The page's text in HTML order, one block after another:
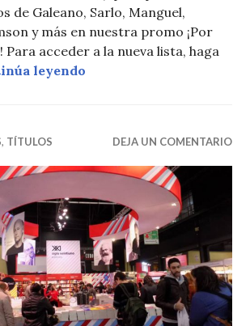
de Galeano, Sarlo, Manguel,
y más en nuestra promo ¡Por
Para acceder a la nueva lista, haga
leyendo
, TÍTULOS DEJA UN COMENTARIO